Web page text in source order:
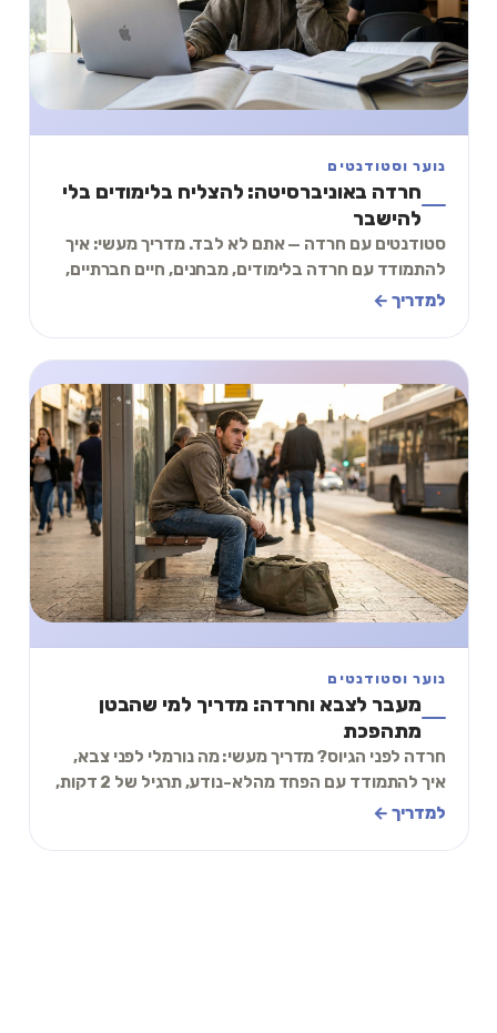
נוער וסטודנטים
חרדה באוניברסיטה: להצליח בלימודים בלי
להישבר
סטודנטים עם חרדה — אתם לא לבד. מדריך מעשי: איך
להתמודד עם חרדה בלימודים, מבחנים, חיים חברתיים,
ותרגיל של 2 דקות.
למדריך ←
נוער וסטודנטים
מעבר לצבא וחרדה: מדריך למי שהבטן
מתהפכת
חרדה לפני הגיוס? מדריך מעשי: מה נורמלי לפני צבא,
איך להתמודד עם הפחד מהלא-נודע, תרגיל של 2 דקות,
ומתי לבקש עזרה.
למדריך ←